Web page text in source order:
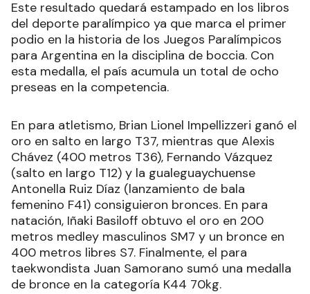
Este resultado quedará estampado en los libros
del deporte paralímpico ya que marca el primer
podio en la historia de los Juegos Paralímpicos
para Argentina en la disciplina de boccia. Con
esta medalla, el país acumula un total de ocho
preseas en la competencia.
En para atletismo, Brian Lionel Impellizzeri ganó el
oro en salto en largo T37, mientras que Alexis
Chávez (400 metros T36), Fernando Vázquez
(salto en largo T12) y la gualeguaychuense
Antonella Ruiz Díaz (lanzamiento de bala
femenino F41) consiguieron bronces. En para
natación, Iñaki Basiloff obtuvo el oro en 200
metros medley masculinos SM7 y un bronce en
400 metros libres S7. Finalmente, el para
taekwondista Juan Samorano sumó una medalla
de bronce en la categoría K44 70kg.